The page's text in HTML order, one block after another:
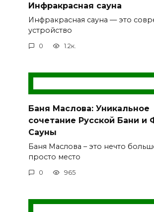
Инфракрасная сауна
Инфракрасная сауна — это
устройство
0 1.2к.
Баня Маслова: Уникальное
сочетание Русской Бани и
Сауны
Баня Маслова – это нечто
просто место
0 965